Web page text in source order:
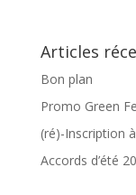
Articles
Bon plan
Promo Green
(ré)-Inscription
Accords d’été